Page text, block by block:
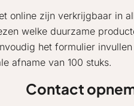
online zijn verkrijgbaar in
welke duurzame
het formulier
afname van 100 stuks.
Contact